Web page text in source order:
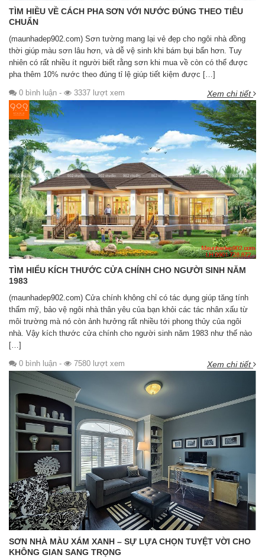
TÌM HIỀU VỀ CÁCH PHA SƠN VỚI NƯỚC ĐÚNG THEO TIÊU
CHUẨN
(maunhadep902.com) Sơn tường mang lại vẻ đẹp cho ngôi nhà đồng
thời giúp màu sơn lâu hơn, và dễ vệ sinh khi bám bụi bẩn hơn. Tuy
nhiên có rất nhiều ít người biết rằng sơn khi mua về còn có thể được
pha thêm 10% nước theo đúng tỉ lệ giúp tiết kiệm được […]
0 bình luận - 3337 lượt xem Xem chi tiết
TÌM HIỂU KÍCH THƯỚC CỬA CHÍNH CHO NGƯỜI SINH NĂM
1983
(maunhadep902.com) Cửa chính không chỉ có tác dụng giúp tăng tính
thẩm mỹ, bảo vệ ngôi nhà thân yêu của bạn khỏi các tác nhân xấu từ
môi trường mà nó còn ảnh hưởng rất nhiều tới phong thủy của ngôi
nhà. Vậy kích thước cửa chính cho người sinh năm 1983 như thế nào
[…]
0 bình luận - 7580 lượt xem Xem chi tiết
SƠN NHÀ MÀU XÁM XANH – SỰ LỰA CHỌN TUYỆT VỜI CHO
KHÔNG GIAN SANG TRỌNG